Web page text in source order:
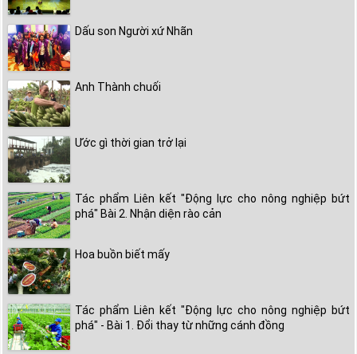
Dấu son Người xứ Nhãn
Anh Thành chuối
Ước gì thời gian trở lại
Tác phẩm Liên kết "Động lực cho nông nghiệp bứt
phá" Bài 2. Nhận diện rào cản
Hoa buồn biết mấy
Tác phẩm Liên kết "Động lực cho nông nghiệp bứt
phá" - Bài 1. Đổi thay từ những cánh đồng